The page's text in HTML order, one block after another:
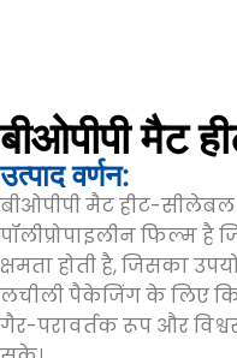
बीओपीपी मैट
उत्पाद वर्णन:
बीओपीपी मैट हीट-
पॉलीप्रोपाइलीन फिल्म
क्षमता होती है, जिसका
लचीली पैकेजिंग के लिए
गैर-परावर्तक रूप और